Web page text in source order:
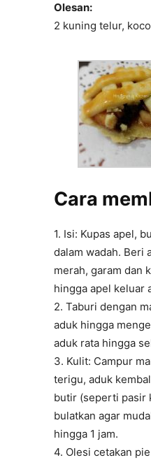
Olesan:
2 kuning telur,
Cara
1. Isi: Kupas apel,
dalam wadah. Beri
merah, garam dan
hingga apel keluar
2. Taburi dengan
aduk hingga
aduk rata hingga
3. Kulit: Campur
terigu, aduk
butir (seperti pasir
bulatkan agar
hingga 1 jam.
4. Olesi cetakan